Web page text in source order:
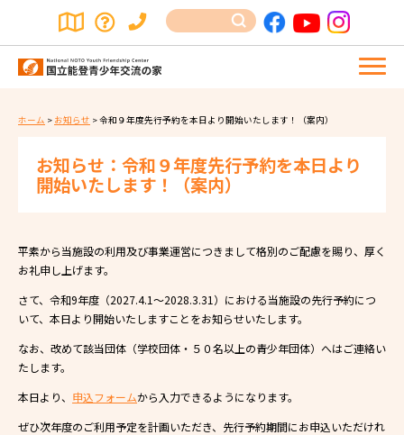
ホーム > お知らせ >令和９年度先行予約を本日より開始いたします！（案内）
お知らせ：令和９年度先行予約を本日より
開始いたします！（案内）
平素から当施設の利用及び事業運営につきまして格別のご配慮を賜り、厚く
お礼申し上げます。
さて、令和9年度（2027.4.1～2028.3.31）における当施設の先行予約につ
いて、本日より開始いたしますことをお知らせいたします。
なお、改めて該当団体（学校団体・５０名以上の青少年団体）へはご連絡い
たします。
本日より、 申込フォームから入力できるようになります。
ぜひ次年度のご利用予定を計画いただき、先行予約期間にお申込いただけれ